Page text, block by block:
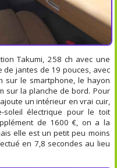
Takumi, 258 ch avec une
de jantes de 19 pouces, avec
sur le smartphone, le hayon
sur la planche de bord. Pour
un intérieur en vrai cuir,
électrique pour le toit
de 1600 €, on a la
elle est un petit peu moins
en 7,8 secondes au lieu